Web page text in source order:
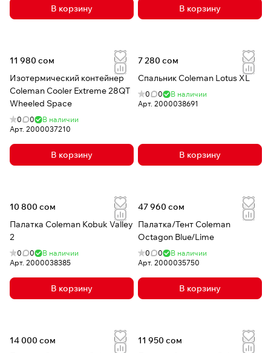
В корзину В корзину
11 980 сом
Изотермический контейнер
Coleman Cooler Extreme 28QT
Wheeled Space
0 0
В наличии
Арт. 2000037210
В корзину
7 280 сом
Спальник Coleman Lotus XL
0 0
В наличии
Арт. 2000038691
В корзину
10 800 сом
Палатка Coleman Kobuk Valley
2
0 0
В наличии
Арт. 2000038385
В корзину
47 960 сом
Палатка/Тент Coleman
Octagon Blue/Lime
0 0
В наличии
Арт. 2000035750
В корзину
14 000 сом
11 950 сом